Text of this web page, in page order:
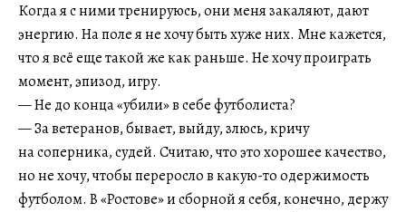
Когда я с ними тренируюсь, они меня закаляют, дают
энергию. На поле я не хочу быть хуже них. Мне кажется,
что я всё еще такой же как раньше. Не хочу проиграть
момент, эпизод, игру.
— Не до конца «убили» в себе футболиста?
— За ветеранов, бывает, выйду, злюсь, кричу
на соперника, судей. Считаю, что это хорошее качество,
но не хочу, чтобы переросло в какую-то одержимость
футболом. В «Ростове» и сборной я себя, конечно, держу